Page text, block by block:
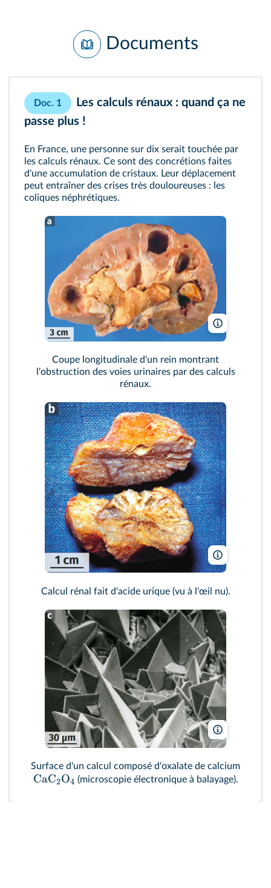
Documents
Doc. 1
Les calculs rénaux : quand ça ne
passe plus !
En France, une personne sur dix serait touchée par
les calculs rénaux. Ce sont des concrétions faites
d'une accumulation de cristaux. Leur déplacement
peut entraîner des crises très douloureuses : les
coliques néphrétiques.
Coupe longitudinale d'un rein montrant
l'obstruction des voies urinaires par des calculs
rénaux.
Calcul rénal fait d'acide urique (vu à l'œil nu).
Surface d'un calcul composé d'oxalate de calcium
CaC2O4 (microscopie électronique à balayage).